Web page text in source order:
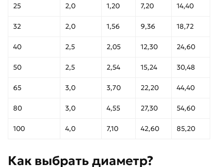
25 2,0 1,20 7,20 14,40
32 2,0 1,56 9,36 18,72
40 2,5 2,05 12,30 24,60
50 2,5 2,54 15,24 30,48
65 3,0 3,70 22,20 44,40
80 3,0 4,55 27,30 54,60
100 4,0 7,10 42,60 85,20
Как выбрать диаметр?